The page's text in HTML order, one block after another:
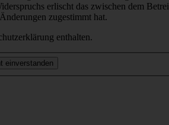
erlischt das zwischen dem
zugestimmt hat.
enthalten.